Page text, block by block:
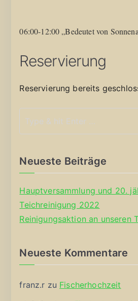
06:00-12:00 „Bedeutet von
Reservierung
Reservierung bereits
Neueste Beiträge
Hauptversammlung und 20.
Teichreinigung 2022
Reinigungsaktion an unseren
Neueste Kommentare
franz.r zu Fischerhochzeit